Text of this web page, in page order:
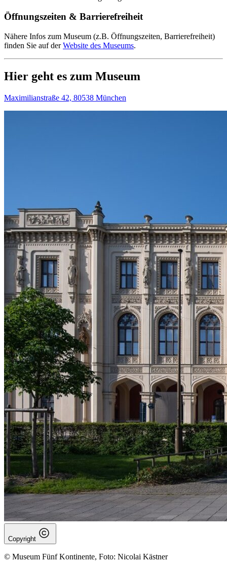
Öffnungszeiten & Barrierefreiheit
Nähere Infos zum Museum (z.B. Öffnungszeiten, Barrierefreiheit)
finden Sie auf derWebsite des Museums.
Hier geht es zum Museum
Maximilianstraße 42, 80538 München
Copyright
© Museum Fünf Kontinente, Foto: Nicolai Kästner